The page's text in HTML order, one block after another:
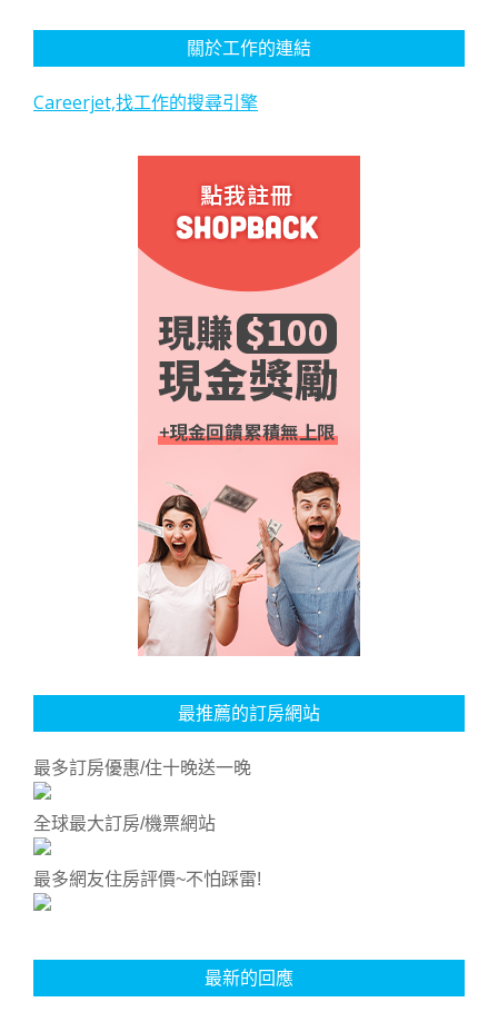
關於工作的連結
Careerjet,找工作的搜尋引擎
最推薦的訂房網站
最多訂房優惠/住十晚送一晚
全球最大訂房/機票網站
最多網友住房評價~不怕踩雷!
最新的回應